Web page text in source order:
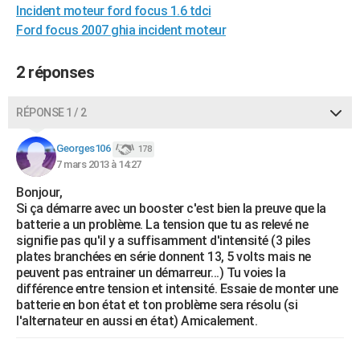
Dictionnaire
Biographies
Citations
Expressions
Proverbes
PROGRAMME TV
S'inscrire
Se connecter
Lycées
Collèges
Primaires
Universités
Entreprises
Service militaire
Avis de recherche
Bricolage
Lifestyle
Culture
Sport
Auto
Television
Voyage
Cinema
Incident moteur ford focus 1.6 tdci
Ford focus 2007 ghia incident moteur
2 réponses
RÉPONSE 1 / 2
Georges106 178
7 mars 2013 à 14:27
Bonjour,
Si ça démarre avec un booster c'est bien la preuve que la
batterie a un problème. La tension que tu as relevé ne
signifie pas qu'il y a suffisamment d'intensité (3 piles
plates branchées en série donnent 13, 5 volts mais ne
peuvent pas entrainer un démarreur...) Tu voies la
différence entre tension et intensité. Essaie de monter une
batterie en bon état et ton problème sera résolu (si
l'alternateur en aussi en état) Amicalement.